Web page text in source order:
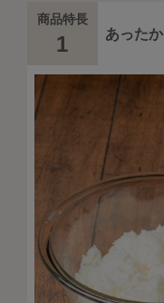
商品特長
1 あった